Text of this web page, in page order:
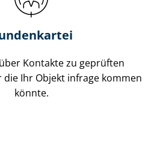
Kontakte zu geprüften
Ihr Objekt infrage kommen
könnte.